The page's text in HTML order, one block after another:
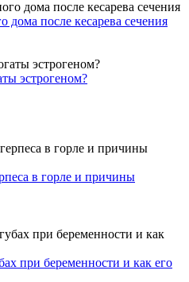
после кесарева сечения
эстрогеном?
в горле и причины
при беременности и как его